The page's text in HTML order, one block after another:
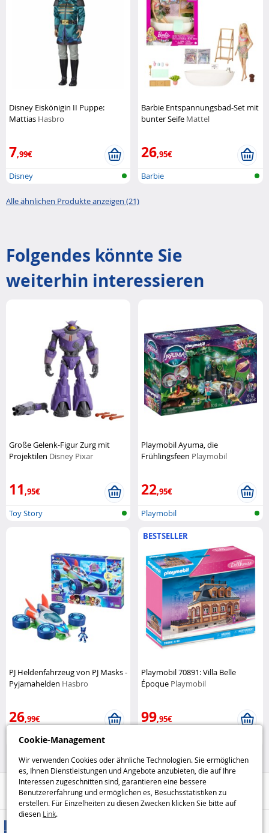
Cookie-Management
Wir verwenden Cookies oder ähnliche Technologien. Sie ermöglichen
es, Ihnen Dienstleistungen und Angebote anzubieten, die auf Ihre
Interessen zugeschnitten sind, garantieren eine bessere
Benutzererfahrung und ermöglichen es, Besuchsstatistiken zu
erstellen. Für Einzelheiten zu diesen Zwecken klicken Sie bitte auf
diesen Link.
Disney Eiskönigin II Puppe:
Mattias Hasbro
7,99€
Disney
Barbie Entspannungsbad-Set mit
bunter Seife Mattel
26,95€
Barbie
Alle ähnlichen Produkte anzeigen (21)
Folgendes könnte Sie
weiterhin interessieren
Große Gelenk-Figur Zurg mit
Projektilen Disney Pixar
11,95€
Toy Story
Playmobil Ayuma, die
Frühlingsfeen Playmobil
22,95€
Playmobil
PJ Heldenfahrzeug von PJ Masks -
Pyjamahelden Hasbro
26,99€
Figuren
BESTSELLER
Playmobil 70891: Villa Belle
Époque Playmobil
99,95€
Hilfe / Kontakt